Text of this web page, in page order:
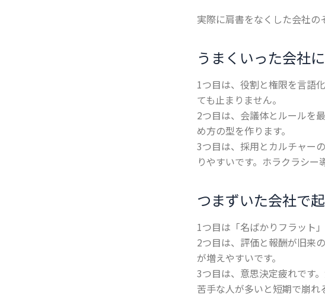
実際に肩書をなくした会社の
うまくいった会社
1つ目は、役割と権限を言語
ても止まりません。
2つ目は、会議体とルールを
め方の型を作ります。
3つ目は、採用とカルチャー
りやすいです。ホラクラシー
つまずいた会社で
1つ目は「名ばかりフラット
2つ目は、評価と報酬が旧来
が増えやすいです。
3つ目は、意思決定疲れです
苦手な人が多いと短期で崩れ